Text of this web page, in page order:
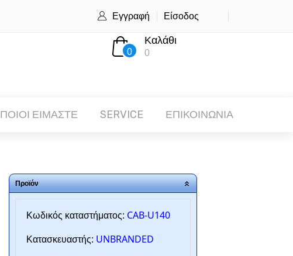
Εγγραφή Είσοδος
0
Καλάθι
0
ΠΟΙΟΙ ΕΙΜΑΣΤΕ SERVICE ΕΠΙΚΟΙΝΩΝΙΑ
Προϊόν
Κωδικός καταστήματος: CAB-U140
Κατασκευαστής: UNBRANDED